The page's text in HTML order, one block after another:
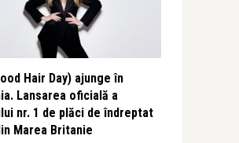
Hair Day) ajunge în
Lansarea oficială a
nr. 1 de plăci de îndreptat
Marea Britanie